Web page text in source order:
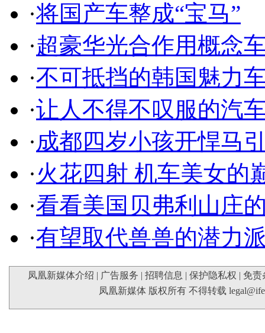
·将国产车整成“宝马”
·超豪华光合作用概念
·不可抵挡的韩国魅力
·让人不得不叹服的汽
·成都四岁小孩开悍马
·火花四射 机车美女的
·看看美国贝弗利山庄
·有望取代兽兽的潜力
凤凰新媒体介绍 | 广告服务 | 招聘信息 | 保护隐私权 | 免责
凤凰新媒体 版权所有 不得转载